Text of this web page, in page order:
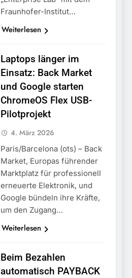
Fraunhofer-Institut…
Weiterlesen
Laptops länger im
Einsatz: Back Market
und Google starten
ChromeOS Flex USB-
Pilotprojekt
4. März 2026
Paris/Barcelona (ots) – Back
Market, Europas führender
Marktplatz für professionell
erneuerte Elektronik, und
Google bündeln ihre Kräfte,
um den Zugang…
Weiterlesen
Beim Bezahlen
automatisch PAYBACK